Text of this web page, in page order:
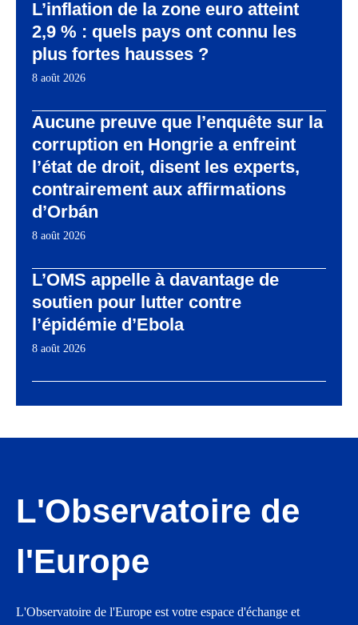
L’inflation de la zone euro atteint
2,9 % : quels pays ont connu les
plus fortes hausses ?
8 août 2026
Aucune preuve que l’enquête sur la
corruption en Hongrie a enfreint
l’état de droit, disent les experts,
contrairement aux affirmations
d’Orbán
8 août 2026
L’OMS appelle à davantage de
soutien pour lutter contre
l’épidémie d’Ebola
8 août 2026
L'Observatoire de
l'Europe
L'Observatoire de l'Europe est votre espace d'échange et